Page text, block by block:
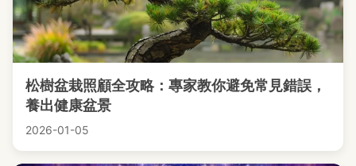
松樹盆栽照顧全攻略：專家教你避免常見錯誤，
養出健康盆景
2026-01-05